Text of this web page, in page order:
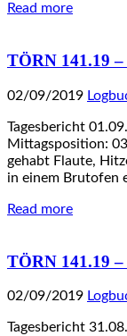
Read more
TÖRN 141.19
02/09/2019
Tagesbericht
Mittagsposition:
gehabt Flaute,
in einem Brutofen
Read more
TÖRN 141.19
02/09/2019
Tagesbericht